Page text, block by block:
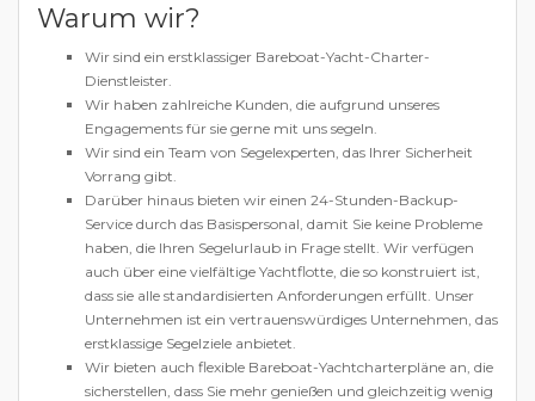
Warum wir?
Wir sind ein erstklassiger Bareboat-Yacht-Charter-
Dienstleister.
Wir haben zahlreiche Kunden, die aufgrund unseres
Engagements für sie gerne mit uns segeln.
Wir sind ein Team von Segelexperten, das Ihrer Sicherheit
Vorrang gibt.
Darüber hinaus bieten wir einen 24-Stunden-Backup-
Service durch das Basispersonal, damit Sie keine Probleme
haben, die Ihren Segelurlaub in Frage stellt. Wir verfügen
auch über eine vielfältige Yachtflotte, die so konstruiert ist,
dass sie alle standardisierten Anforderungen erfüllt. Unser
Unternehmen ist ein vertrauenswürdiges Unternehmen, das
erstklassige Segelziele anbietet.
Wir bieten auch flexible Bareboat-Yachtcharterpläne an, die
sicherstellen, dass Sie mehr genießen und gleichzeitig wenig